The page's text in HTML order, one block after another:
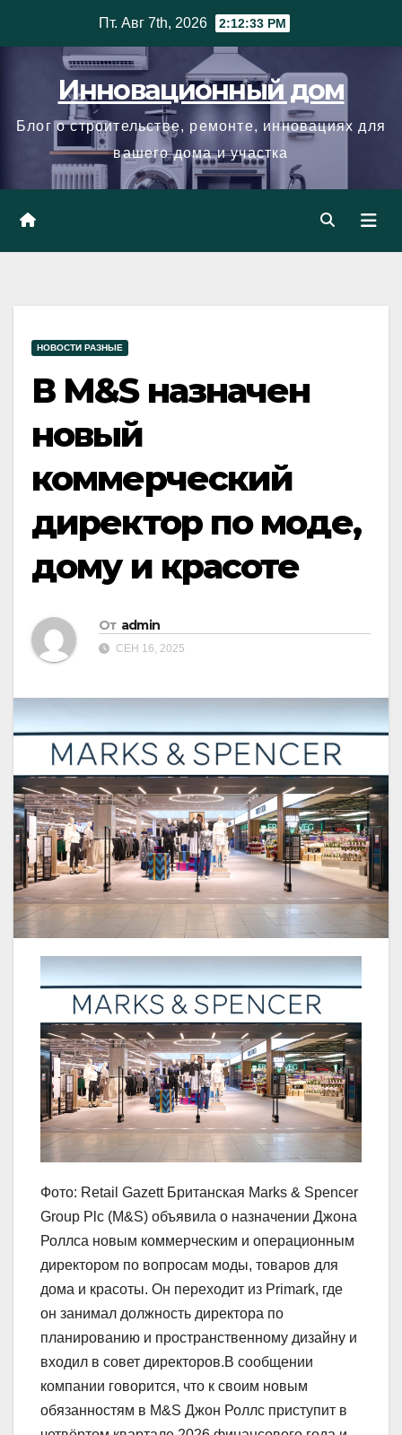
Пт. Авг 7th, 2026 2:12:34 PM
Инновационный дом
Блог о строительстве, ремонте, инновациях для
вашего дома и участка
НОВОСТИ РАЗНЫЕ
В M&S назначен
новый
коммерческий
директор по моде,
дому и красоте
От admin
СЕН 16, 2025
Фото: Retail Gazett Британская Marks & Spencer
Group Plc (M&S) объявила о назначении Джона
Роллса новым коммерческим и операционным
директором по вопросам моды, товаров для
дома и красоты. Он переходит из Primark, где
он занимал должность директора по
планированию и пространственному дизайну и
входил в совет директоров.В сообщении
компании говорится, что к своим новым
обязанностям в M&S Джон Роллс приступит в